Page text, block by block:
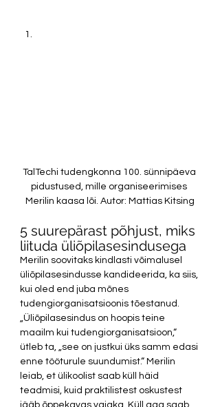
TalTechi tudengkonna 100. sünnipäeva
pidustused, mille organiseerimises
Merilin kaasa lõi. Autor: Mattias Kitsing
5 suurepärast põhjust, miks
liituda üliõpilasesindusega
Merilin soovitaks kindlasti võimalusel
üliõpilasesindusse kandideerida, ka siis,
kui oled end juba mõnes
tudengiorganisatsioonis tõestanud.
„Üliõpilasesindus on hoopis teine
maailm kui tudengiorganisatsioon,“
ütleb ta, „see on justkui üks samm edasi
enne tööturule suundumist.“ Merilin
leiab, et ülikoolist saab küll häid
teadmisi, kuid praktilistest oskustest
jääb õppekavas vajaka. Küll aga saab